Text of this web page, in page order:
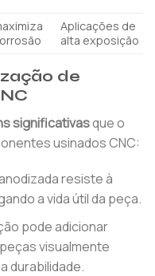
Aplicações de
alta exposição
de
significativasque o
usinados CNC:
resiste à
a vida útil da peça.
pode adicionar
visualmente
durabilidade.